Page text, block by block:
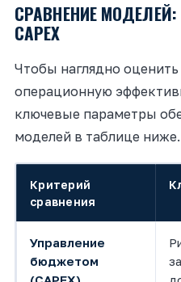
СРАВНЕНИЕ
CAPEX
Чтобы наглядно
операционную
ключевые параметры
моделей в таблице ниже.
Критерий
сравнения
Управление
бюджетом